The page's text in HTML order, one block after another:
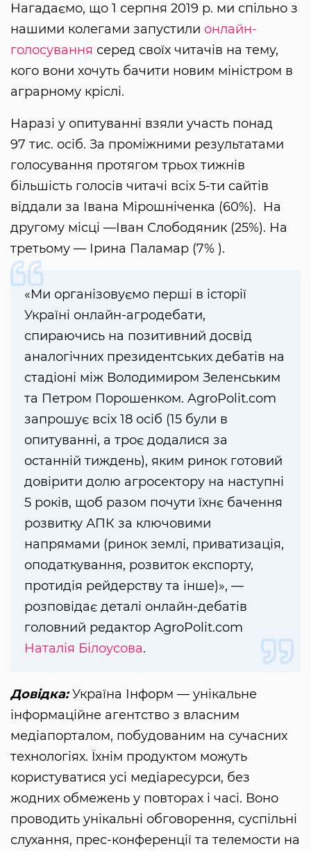
Нагадаємо, що 1 серпня 2019 р. ми спільно з
нашими колегами запустили онлайн-
голосування серед своїх читачів на тему,
кого вони хочуть бачити новим міністром в
аграрному кріслі.
Наразі у опитуванні взяли участь понад
97 тис. осіб. За проміжними результатами
голосування протягом трьох тижнів
більшість голосів читачі всіх 5-ти сайтів
віддали за Івана Мірошніченка (60%). На
другому місці —Іван Слободяник (25%). На
третьому — Ірина Паламар (7% ).
«Ми організовуємо перші в історії
Україні онлайн-агродебати,
спираючись на позитивний досвід
аналогічних президентських дебатів на
стадіоні між Володимиром Зеленським
та Петром Порошенком. AgroPolit.com
запрошує всіх 18 осіб (15 були в
опитуванні, а троє додалися за
останній тиждень), яким ринок готовий
довірити долю агросектору на наступні
5 років, щоб разом почути їхнє бачення
розвитку АПК за ключовими
напрямами (ринок землі, приватизація,
оподаткування, розвиток експорту,
протидія рейдерству та інше)», —
розповідає деталі онлайн-дебатів
головний редактор AgroPolit.com
Наталія Білоусова.
Довідка:Україна Інформ — унікальне
інформаційне агентство з власним
медіапорталом, побудованим на сучасних
технологіях. Їхнім продуктом можуть
користуватися усі медіаресурси, без
жодних обмежень у повторах і часі. Воно
проводить унікальні обговорення, суспільні
слухання, прес-конференції та телемости на